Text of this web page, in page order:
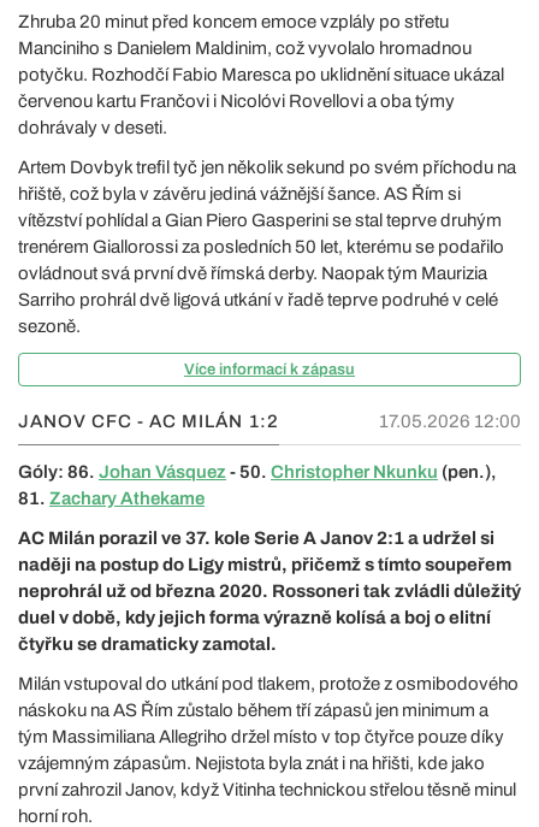
Zhruba 20 minut před koncem emoce vzplály po střetu
Manciniho s Danielem Maldinim, což vyvolalo hromadnou
potyčku. Rozhodčí Fabio Maresca po uklidnění situace ukázal
červenou kartu Frančovi i Nicolóvi Rovellovi a oba týmy
dohrávaly v deseti.
Artem Dovbyk trefil tyč jen několik sekund po svém příchodu na
hřiště, což byla v závěru jediná vážnější šance. AS Řím si
vítězství pohlídal a Gian Piero Gasperini se stal teprve druhým
trenérem Giallorossi za posledních 50 let, kterému se podařilo
ovládnout svá první dvě římská derby. Naopak tým Maurizia
Sarriho prohrál dvě ligová utkání v řadě teprve podruhé v celé
sezoně.
Více informací k zápasu
JANOV CFC - AC MILÁN 1:2 17.05.2026 12:00
Góly: 86. Johan Vásquez - 50. Christopher Nkunku (pen.),
81. Zachary Athekame
AC Milán porazil ve 37. kole Serie A Janov 2:1 a udržel si
naději na postup do Ligy mistrů, přičemž s tímto soupeřem
neprohrál už od března 2020. Rossoneri tak zvládli důležitý
duel v době, kdy jejich forma výrazně kolísá a boj o elitní
čtyřku se dramaticky zamotal.
Milán vstupoval do utkání pod tlakem, protože z osmibodového
náskoku na AS Řím zůstalo během tří zápasů jen minimum a
tým Massimiliana Allegriho držel místo v top čtyřce pouze díky
vzájemným zápasům. Nejistota byla znát i na hřišti, kde jako
první zahrozil Janov, když Vitinha technickou střelou těsně minul
horní roh.